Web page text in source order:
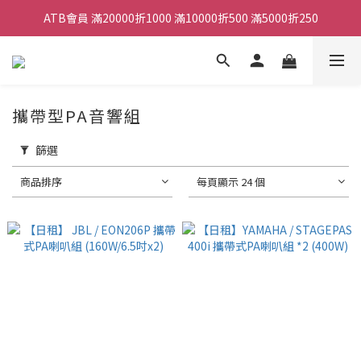
ATB會員 滿20000折1000 滿10000折500 滿5000折250
ATB會員 滿20000折1000 滿10000折500 滿5000折250
全館滿490元免運
ATB會員 滿20000折1000 滿10000折500 滿5000折250
攜帶型PA音響組
篩選
商品排序 每頁顯示 24 個